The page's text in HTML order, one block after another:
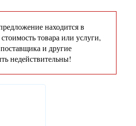
находится в
товара или услуги,
и другие
недействительны!